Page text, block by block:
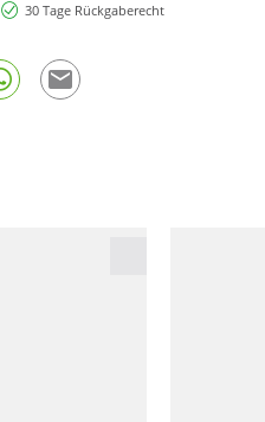
30 Tage Rückgaberecht